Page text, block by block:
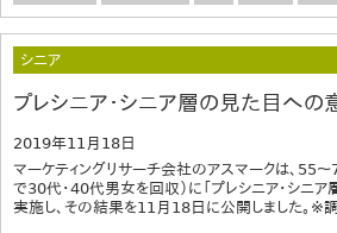
シニア
プレシニア・シニア層の見た目への
2019年11月18日
マーケティングリサーチ会社のアスマークは、55
で30代・40代男女を回収）に「プレシニア・シニ
実施し、その結果を11月18日に公開しました。